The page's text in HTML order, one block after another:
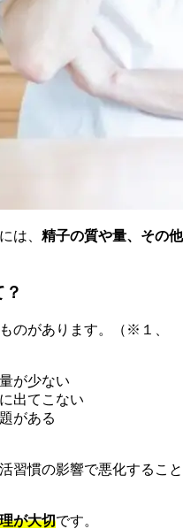
は、 精子の質や量、その他
のがあります。（※１、
が少ない
出てこない
がある
習慣の影響で悪化すること
が大切です。